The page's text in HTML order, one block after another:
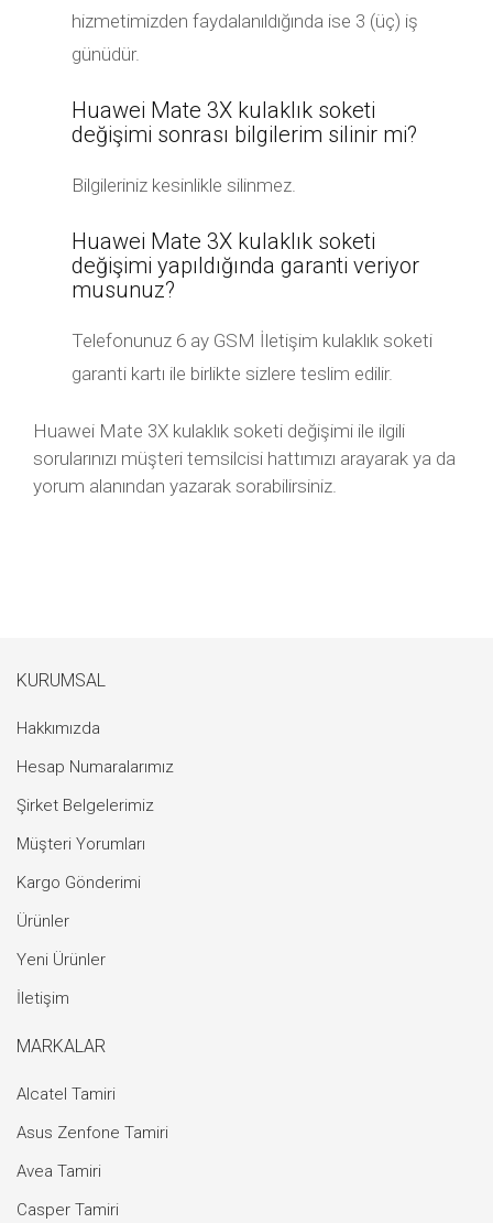
hizmetimizden faydalanıldığında ise 3 (üç) iş
günüdür.
Huawei Mate 3X kulaklık soketi
değişimi sonrası bilgilerim silinir mi?
Bilgileriniz kesinlikle silinmez.
Huawei Mate 3X kulaklık soketi
değişimi yapıldığında garanti veriyor
musunuz?
Telefonunuz 6 ay GSM İletişim kulaklık soketi
garanti kartı ile birlikte sizlere teslim edilir.
Huawei Mate 3X kulaklık soketi değişimi ile ilgili
sorularınızı müşteri temsilcisi hattımızı arayarak ya da
yorum alanından yazarak sorabilirsiniz.
KURUMSAL
Hakkımızda
Hesap Numaralarımız
Şirket Belgelerimiz
Müşteri Yorumları
Kargo Gönderimi
Ürünler
Yeni Ürünler
İletişim
MARKALAR
Alcatel Tamiri
Asus Zenfone Tamiri
Avea Tamiri
Casper Tamiri